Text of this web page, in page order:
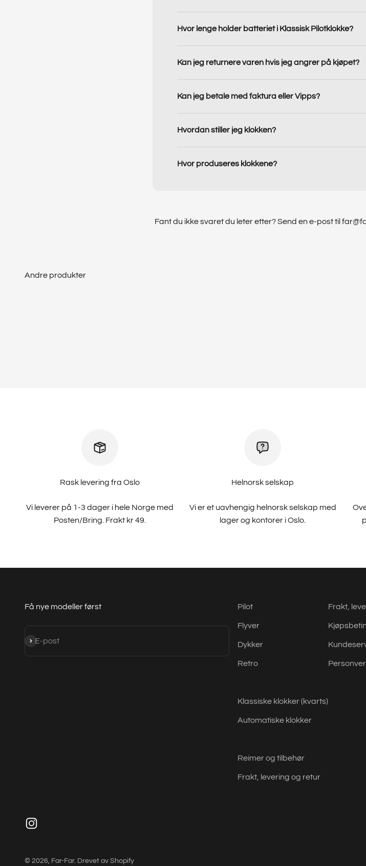
Hvor lenge holder batteriet i Klassisk Pilotklokke?
Kan jeg returnere varen hvis jeg angrer på kjøpet?
Kan jeg betale med faktura eller Vipps?
Hvordan stiller jeg klokken?
Hvor produseres klokkene?
Fant du ikke svaret du leter etter? Send en e-post til
Rask levering fra Oslo
Vi leverer på 1-3 dager i hele Norge med
Posten/Bring. Frakt kr 49.
Helnorsk selskap
Vi er et uavhengig helnorsk selskap med
lager og kontorer i Oslo.
Få nye modeller først
E-post
Abonner
Pilot
Flyver
Dykker
Retro
Klassiske klokker (kvarts)
Automatiske klokker
Reimer og tilbehør
Frakt, levering og retur
Frakt,
© 2026, Far-Far. Drevet av Shopify